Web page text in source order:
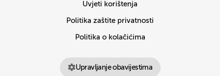
Uvjeti korištenja
Politika zaštite privatnosti
Politika o kolačićima
Upravljanje obavijestima